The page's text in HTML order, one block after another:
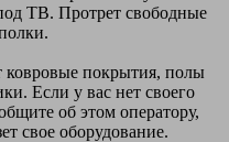
ТВ. Протрет свободные
ковровые покрытия, полы
Если у вас нет своего
об этом оператору,
свое оборудование.